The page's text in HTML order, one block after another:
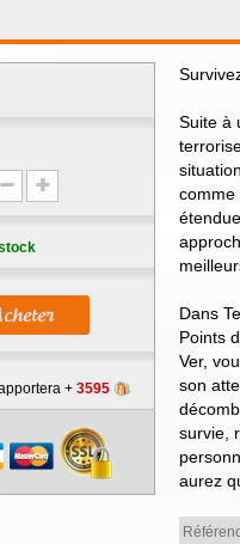
+ 3595
Suite à
comme
Dans
Points
Ver,
son
survie,
aurez